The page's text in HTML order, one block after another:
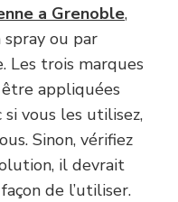
a Grenoble,
ou par
Les trois marques
appliquées
vous les utilisez,
Sinon, vérifiez
il devrait
de l’utiliser.